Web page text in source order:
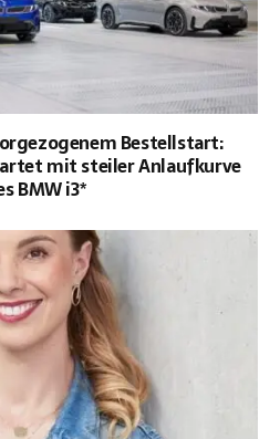
Bestellstart:
mit steiler Anlaufkurve
BMW i3*